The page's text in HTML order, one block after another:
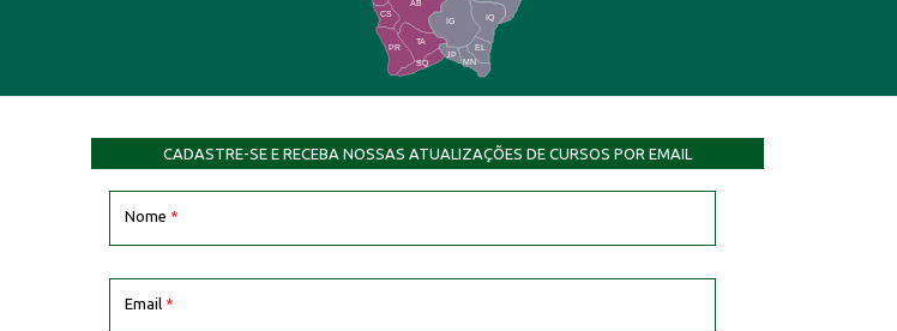
IQ
EL
AB
JP
CS
PR
TA
SQ
IG
MN
CADASTRE-SE E RECEBA NOSSAS ATUALIZAÇÕES DE CURSOS POR EMAIL
Nome *
Email *